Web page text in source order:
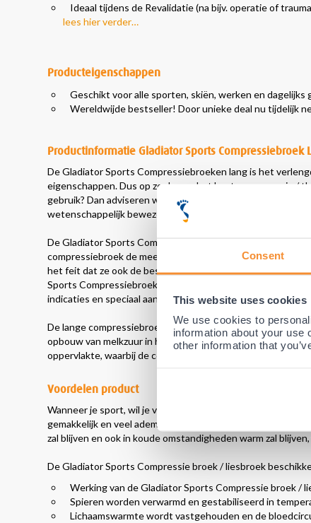
Consent
This website uses cookies
We use cookies to
information about your use
other information that
Ideaal tijdens de Revalidatie (na bijv. operatie of
lees hier verder…
Producteigenschappen
Geschikt voor alle sporten, skiën, werken en dagelijks
Wereldwijde bestseller! Door unieke deal nu tijdelijk
Productinformatie Gladiator Sports Compressiebroek
De Gladiator Sports Compressiebroeken lang is het
eigenschappen. Dus op zoek naar het beste compressie /
gebruik? Dan adviseren we zeker de Gladiator Sports
wetenschappelijk bewezen.
De Gladiator Sports Compressiebroeken kwamen
compressiebroek de meest comfortabele en effectieve
het feit dat ze ook de beste prijs-kwaliteitsverhouding
Sports Compressiebroeken zijn dan ook ideaal bij alle
indicaties en speciaal aanbevolen door ons medisch team.
De lange compressiebroek van Gladiator Sports richt zich
opbouw van melkzuur in het spierweefsel. door de
oppervlakte, waarbij de comfortabele pasvorm ook nog
Voordelen product
Wanneer je sport, wil je vocht in en niet op je lichaam. De
gemakkelijk en veel ademt. hDc trekt het zweet weg van je
zal blijven en ook in koude omstandigheden warm zal
De Gladiator Sports Compressie broek / liesbroek
Werking van de Gladiator Sports Compressie broek /
Spieren worden verwarmd en gestabiliseerd in
Lichaamswarmte wordt vastgehouden en de